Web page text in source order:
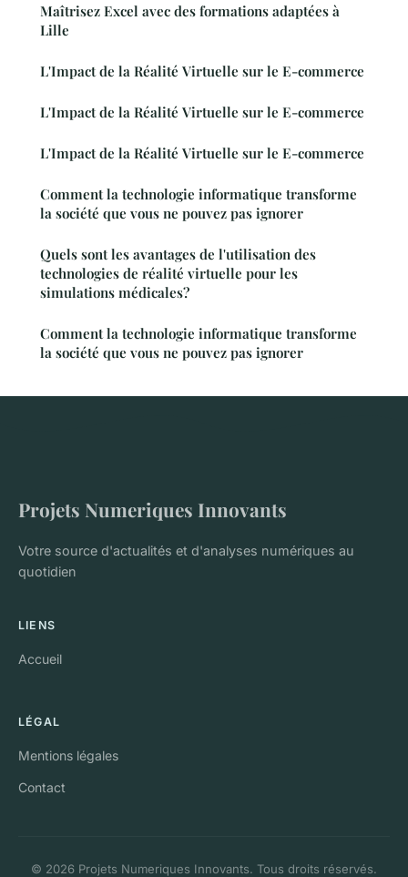
Maîtrisez Excel avec des formations adaptées à
Lille
L'Impact de la Réalité Virtuelle sur le E-commerce
L'Impact de la Réalité Virtuelle sur le E-commerce
L'Impact de la Réalité Virtuelle sur le E-commerce
Comment la technologie informatique transforme
la société que vous ne pouvez pas ignorer
Quels sont les avantages de l'utilisation des
technologies de réalité virtuelle pour les
simulations médicales?
Comment la technologie informatique transforme
la société que vous ne pouvez pas ignorer
Projets Numeriques Innovants
Votre source d'actualités et d'analyses numériques au
quotidien
LIENS
Accueil
LÉGAL
Mentions légales
Contact
© 2026 Projets Numeriques Innovants. Tous droits réservés.